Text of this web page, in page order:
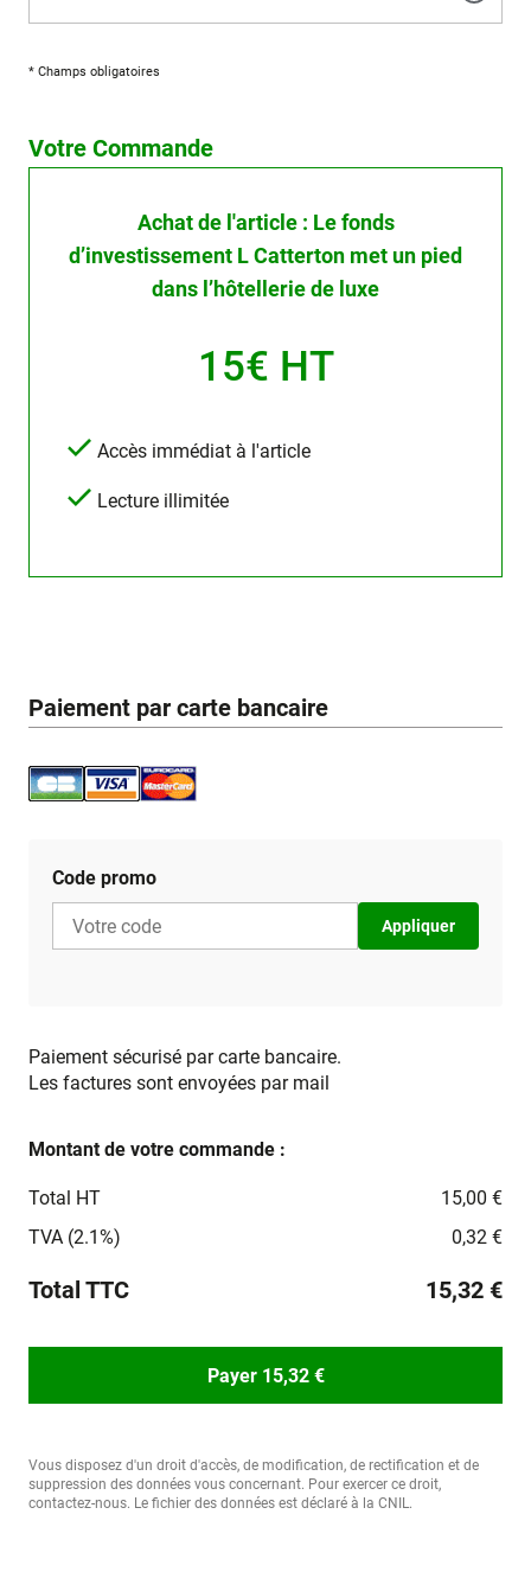
* Champs obligatoires
Votre Commande
Achat de l'article : Le fonds
d’investissement L Catterton met un pied
dans l’hôtellerie de luxe
15€ HT
Accès immédiat à l'article
Lecture illimitée
Paiement par carte bancaire
Code promo
Appliquer
Paiement sécurisé par carte bancaire.
Les factures sont envoyées par mail
Montant de votre commande :
Total HT
15,00 €
TVA (2.1%)
0,32 €
Total TTC 15,32 €
Payer 15,32 €
Vous disposez d'un droit d'accès, de modification, de rectification et de
suppression des données vous concernant. Pour exercer ce droit,
contactez-nous. Le fichier des données est déclaré à la CNIL.